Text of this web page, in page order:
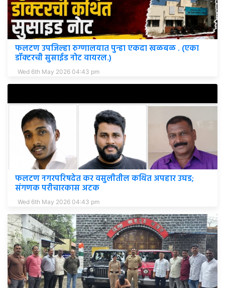
फलटण उपजिल्हा रुग्णालयात पुन्हा एकदा खळबळ . (एका
डॉक्टरची सुसाईड नोट वायरल.)
Wed 6th May 2026 04:43 pm
फलटण नगरपरिषदेत कर वसुलीतील कथित अपहार उघड;
संगणक परीचारकास अटक
Wed 6th May 2026 04:43 pm